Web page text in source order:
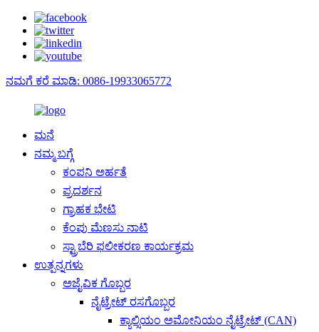
ನಮಗೆ ಕರೆ ಮಾಡಿ: 0086-19933065772
ಮನೆ
ನಮ್ಮ ಬಗ್ಗೆ
ಕಂಪನಿ ಅರ್ಹತೆ
ಪ್ರದರ್ಶನ
ಗ್ರಾಹಕ ಭೇಟಿ
ಕೆಂಪು ಮೆಣಸು ನಾಟಿ
ಸ್ಟ್ರಾಬೆರಿ ಫಲೀಕರಣ ಕಾರ್ಯಕ್ರಮ
ಉತ್ಪನ್ನಗಳು
ಅಜೈವಿಕ ಗೊಬ್ಬರ
ನೈಟ್ರೇಟ್ ರಸಗೊಬ್ಬರ
ಕ್ಯಾಲ್ಸಿಯಂ ಅಮೋನಿಯಂ ನೈಟ್ರೇಟ್ (CAN)